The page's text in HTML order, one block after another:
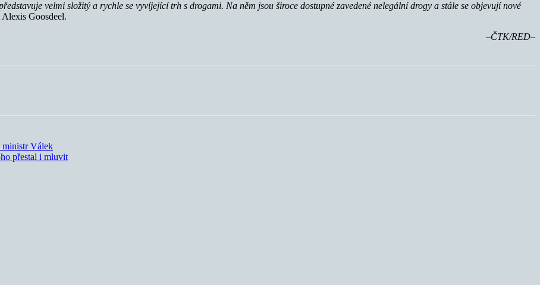
velmi složitý a rychle se vyvíjející trh s drogami. Na něm jsou široce dostupné zavedené nelegální drogy a stále se objevují nové
Goosdeel.
–ČTK/RED–
ministr Válek
přestal i mluvit